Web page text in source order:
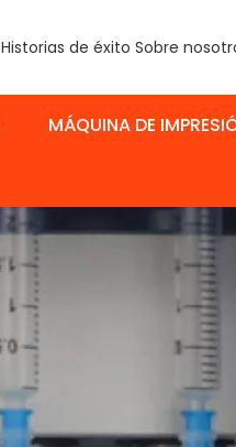
Historias de éxito Sobre
MÁQUINA DE